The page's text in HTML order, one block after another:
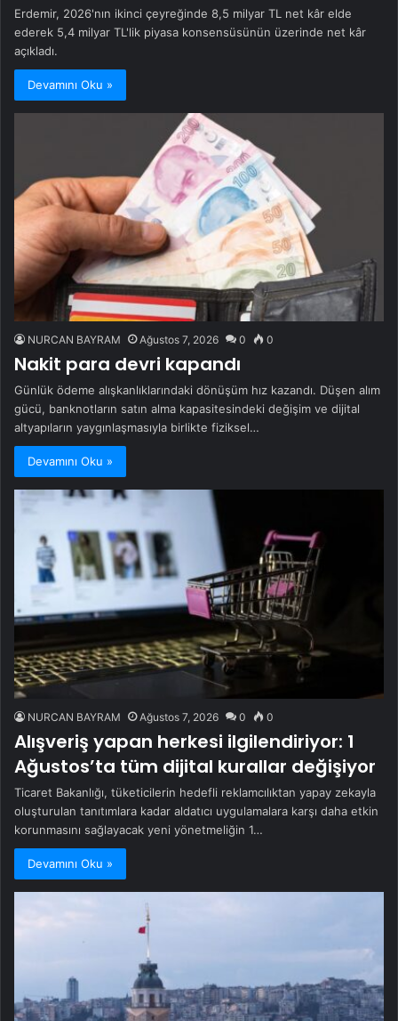
Erdemir, 2026'nın ikinci çeyreğinde 8,5 milyar TL net kâr elde
ederek 5,4 milyar TL'lik piyasa konsensüsünün üzerinde net kâr
açıkladı.
Devamını Oku »
NURCAN BAYRAM Ağustos 7, 2026 0 0
Nakit para devri kapandı
Günlük ödeme alışkanlıklarındaki dönüşüm hız kazandı. Düşen alım
gücü, banknotların satın alma kapasitesindeki değişim ve dijital
altyapıların yaygınlaşmasıyla birlikte fiziksel…
Devamını Oku »
NURCAN BAYRAM Ağustos 7, 2026 0 0
Alışveriş yapan herkesi ilgilendiriyor: 1
Ağustos’ta tüm dijital kurallar değişiyor
Ticaret Bakanlığı, tüketicilerin hedefli reklamcılıktan yapay zekayla
oluşturulan tanıtımlara kadar aldatıcı uygulamalara karşı daha etkin
korunmasını sağlayacak yeni yönetmeliğin 1…
Devamını Oku »